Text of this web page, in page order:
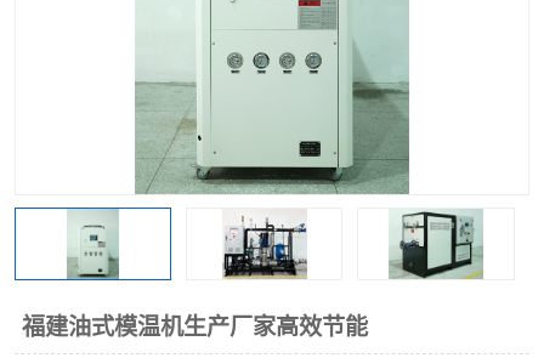
福建油式模温机生产厂家高效节能